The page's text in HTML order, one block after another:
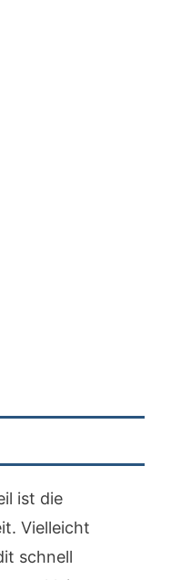
ist die
Vielleicht
schnell